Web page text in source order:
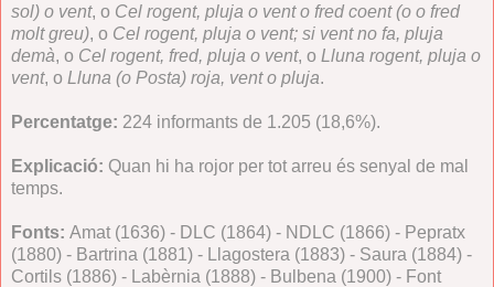
sol) o vent, o Cel rogent, pluja o vent o fred coent (o o fred
molt greu), o Cel rogent, pluja o vent; si vent no fa, pluja
demà, o Cel rogent, fred, pluja o vent, o Lluna rogent, pluja o
vent, o Lluna (o Posta) roja, vent o pluja.
Percentatge: 224 informants de 1.205 (18,6%).
Explicació: Quan hi ha rojor per tot arreu és senyal de mal
temps.
Fonts: Amat (1636) - DLC (1864) - NDLC (1866) - Pepratx
(1880) - Bartrina (1881) - Llagostera (1883) - Saura (1884) -
Cortils (1886) - Labèrnia (1888) - Bulbena (1900) - Font